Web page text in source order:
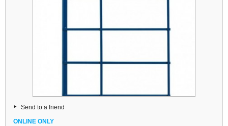
Send to a friend
ONLINE ONLY